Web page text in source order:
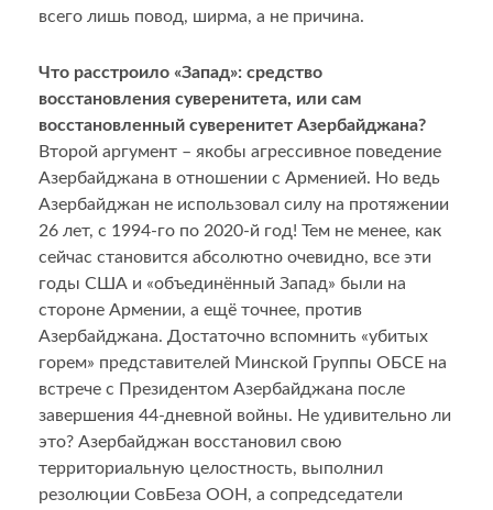
всего лишь повод, ширма, а не причина.
Что расстроило «Запад»: средство
восстановления суверенитета, или сам
восстановленный суверенитет Азербайджана?
Второй аргумент – якобы агрессивное поведение
Азербайджана в отношении с Арменией. Но ведь
Азербайджан не использовал силу на протяжении
26 лет, с 1994-го по 2020-й год! Тем не менее, как
сейчас становится абсолютно очевидно, все эти
годы США и «объединённый Запад» были на
стороне Армении, а ещё точнее, против
Азербайджана. Достаточно вспомнить «убитых
горем» представителей Минской Группы ОБСЕ на
встрече с Президентом Азербайджана после
завершения 44-дневной войны. Не удивительно ли
это? Азербайджан восстановил свою
территориальную целостность, выполнил
резолюции СовБеза ООН, а сопредседатели